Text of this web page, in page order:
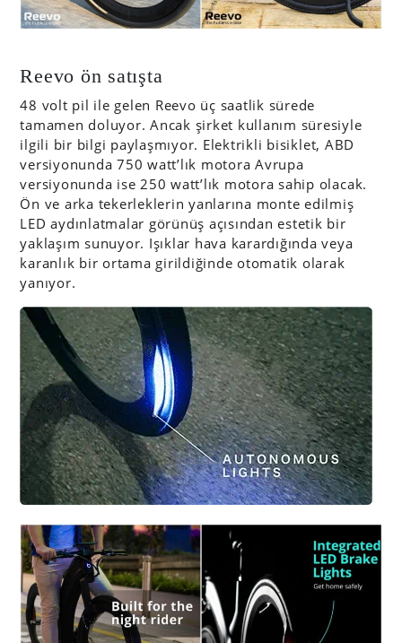
Reevo ön satışta
48 volt pil ile gelen Reevo üç saatlik sürede
tamamen doluyor. Ancak şirket kullanım süresiyle
ilgili bir bilgi paylaşmıyor. Elektrikli bisiklet, ABD
versiyonunda 750 watt’lık motora Avrupa
versiyonunda ise 250 watt’lık motora sahip olacak.
Ön ve arka tekerleklerin yanlarına monte edilmiş
LED aydınlatmalar görünüş açısından estetik bir
yaklaşım sunuyor. Işıklar hava karardığında veya
karanlık bir ortama girildiğinde otomatik olarak
yanıyor.